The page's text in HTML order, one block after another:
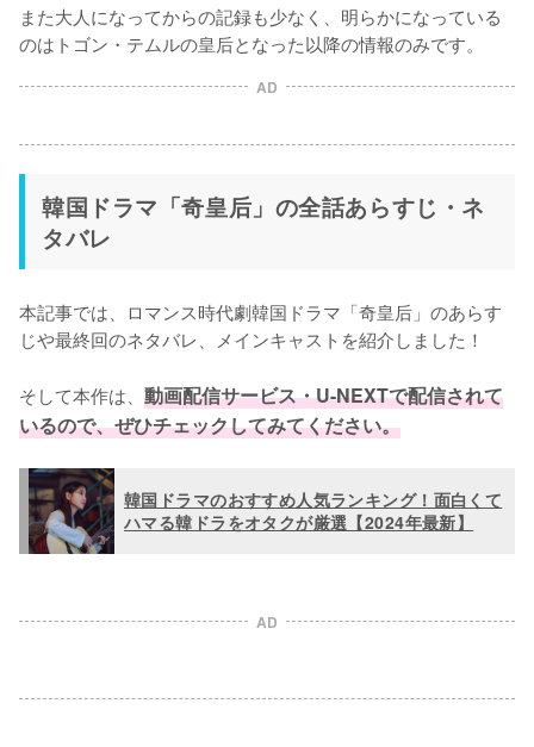
また大人になってからの記録も少なく、明らかになっている
のはトゴン・テムルの皇后となった以降の情報のみです。
AD
韓国ドラマ「奇皇后」の全話あらすじ・ネ
タバレ
本記事では、ロマンス時代劇韓国ドラマ「奇皇后」のあらす
じや最終回のネタバレ、メインキャストを紹介しました！
そして本作は、 動画配信サービス・U-NEXTで配信されて
いるので、ぜひチェックしてみてください。
韓国ドラマのおすすめ人気ランキング！面白くて
ハマる韓ドラをオタクが厳選【2024年最新】
AD